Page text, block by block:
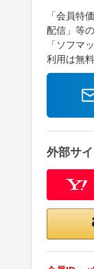
「会員特
配信」等
「ソフマ
利用は無料
外部サ